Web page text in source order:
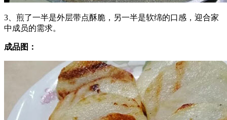
3、煎了一半是外层带点酥脆，另一半是软绵的口感，迎合家
中成员的需求。
成品图：